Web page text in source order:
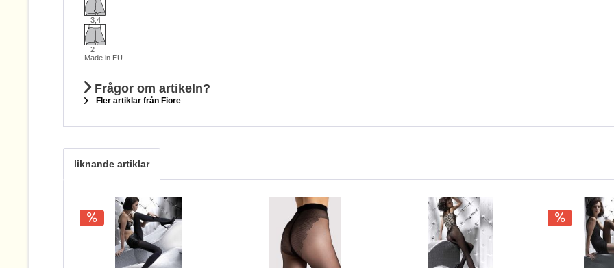
3,4
2
Made in EU
Frågor om artikeln?
Fler artiklar från Fiore
liknande artiklar